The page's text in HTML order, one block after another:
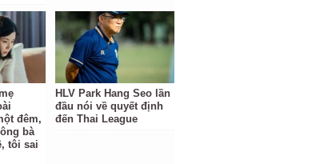
đêm,
bà
tôi sai
HLV Park Hang Seo lần
đầu nói về quyết định
đến Thai League